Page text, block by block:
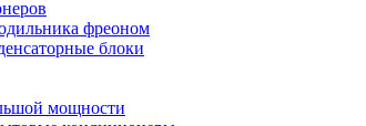
фреоном
блоки
мощности